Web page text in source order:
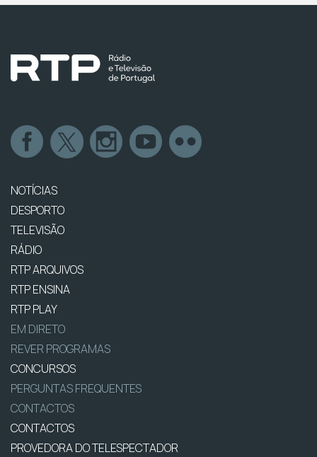
NOTÍCIAS
DESPORTO
TELEVISÃO
RÁDIO
RTP ARQUIVOS
RTP ENSINA
RTP PLAY
EM DIRETO
REVER PROGRAMAS
CONCURSOS
PERGUNTAS FREQUENTES
CONTACTOS
CONTACTOS
PROVEDORA DO TELESPECTADOR